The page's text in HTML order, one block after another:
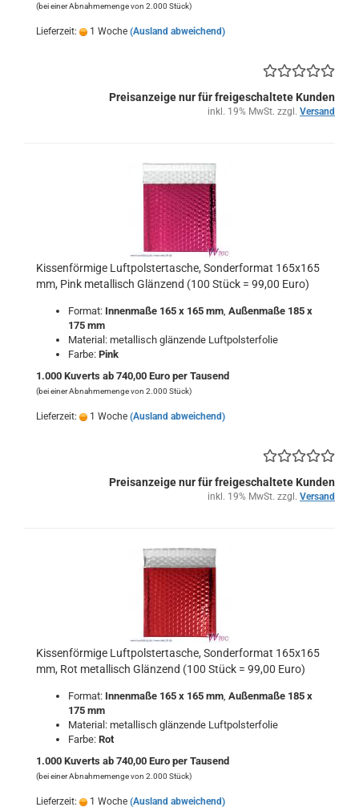
(bei einer Abnahmemenge von 2.000 Stück)
Lieferzeit: 1 Woche (Ausland abweichend)
Preisanzeige nur für freigeschaltete Kunden
inkl. 19% MwSt. zzgl. Versand
Kissenförmige Luftpolstertasche, Sonderformat 165x165
mm, Pink metallisch Glänzend (100 Stück = 99,00 Euro)
Format: Innenmaße 165 x 165 mm, Außenmaße 185 x
175 mm
Material: metallisch glänzende Luftpolsterfolie
Farbe: Pink
1.000 Kuverts ab 740,00 Euro per Tausend
(bei einer Abnahmemenge von 2.000 Stück)
Lieferzeit: 1 Woche (Ausland abweichend)
Preisanzeige nur für freigeschaltete Kunden
inkl. 19% MwSt. zzgl. Versand
Kissenförmige Luftpolstertasche, Sonderformat 165x165
mm, Rot metallisch Glänzend (100 Stück = 99,00 Euro)
Format: Innenmaße 165 x 165 mm, Außenmaße 185 x
175 mm
Material: metallisch glänzende Luftpolsterfolie
Farbe: Rot
1.000 Kuverts ab 740,00 Euro per Tausend
(bei einer Abnahmemenge von 2.000 Stück)
Lieferzeit: 1 Woche (Ausland abweichend)